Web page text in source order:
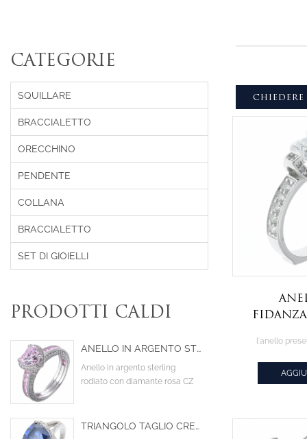
925
l'anello
CATEGORIE
SQUILLARE
BRACCIALETTO
ORECCHINO
PENDENTE
COLLANA
BRACCIALETTO
SET DI GIOIELLI
PRODOTTI CALDI
ANELLO IN ARGENTO STERLING RODIATO CON ZIRCONI CUBICI DI COLORE ROSA A FORMA DI CUORE CON DIAMANTE
Anello in argento sterling
rodiato con diamante rosa CZ
TRIANGOLO TAGLIO CREATO TANZANITE CZ RODIO SULL'ANELLO DI FIDANZAMENTO DELLA PROGETTAZIONE STERLINA